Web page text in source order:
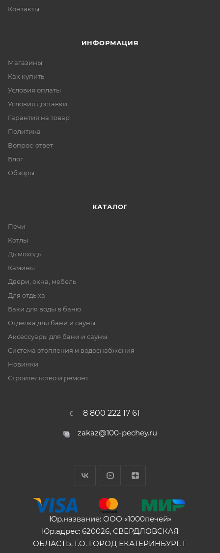
Контакты
ИНФОРМАЦИЯ
Магазины
Как купить
Условия оплаты
Условия доставки
Гарантия на товар
Политика
Вопрос-ответ
Блог
Обзоры
КАТАЛОГ
Печи
Котлы
Дымоходы
Камины
Двери, окна, мебель
Для отдыха
Баки для воды в баню
Отделка для бани и сауны
Аксессуары для бани и сауны
Система отопления и водоснабжения
Новинки
Строительство и ремонт
8 800 222 17 61
zakaz@100-pechey.ru
Юр.название: ООО «1000печей»
Юр.адрес: 620026, СВЕРДЛОВСКАЯ
ОБЛАСТЬ, Г.О. ГОРОД ЕКАТЕРИНБУРГ, Г